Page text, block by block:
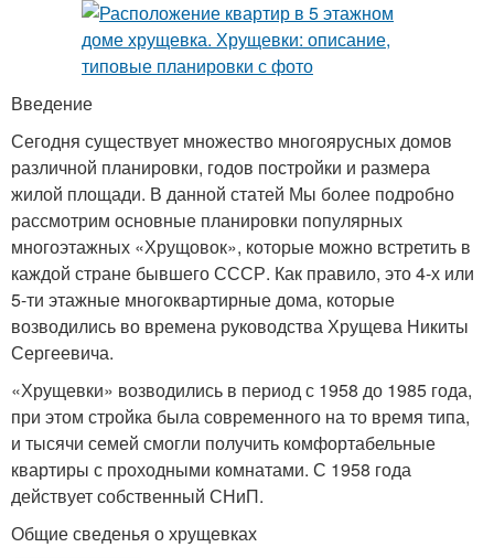
Введение
Сегодня существует множество многоярусных домов
различной планировки, годов постройки и размера
жилой площади. В данной статей Мы более подробно
рассмотрим основные планировки популярных
многоэтажных «Хрущовок», которые можно встретить в
каждой стране бывшего СССР. Как правило, это 4-х или
5-ти этажные многоквартирные дома, которые
возводились во времена руководства Хрущева Никиты
Сергеевича.
«Хрущевки» возводились в период с 1958 до 1985 года,
при этом стройка была современного на то время типа,
и тысячи семей смогли получить комфортабельные
квартиры с проходными комнатами. С 1958 года
действует собственный СНиП.
Общие сведенья о хрущевках